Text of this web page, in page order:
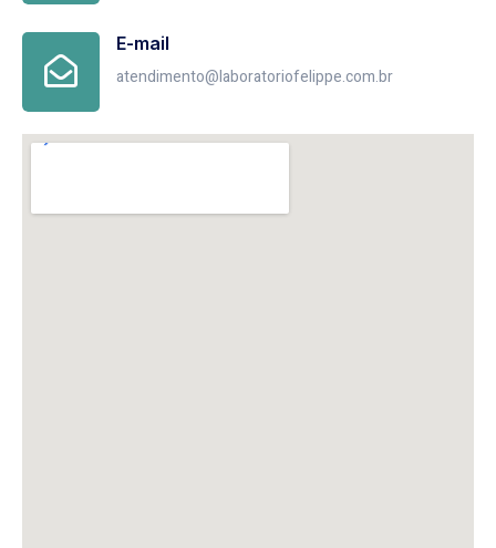
E-mail
atendimento@laboratoriofelippe.com.br